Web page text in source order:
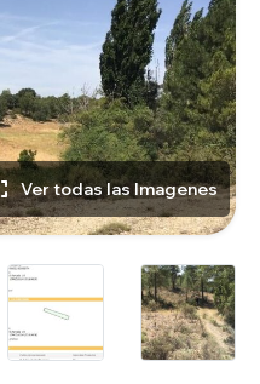
Ver todas las Imagenes